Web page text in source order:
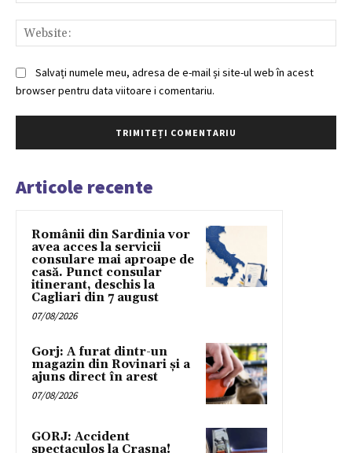
Salvați numele meu, adresa de e-mail și site-ul web în acest
browser pentru data viitoare i comentariu.
Articole recente
Românii din Sardinia vor
avea acces la servicii
consulare mai aproape de
casă. Punct consular
itinerant, deschis la
Cagliari din 7 august
07/08/2026
Gorj: A furat dintr-un
magazin din Rovinari și a
ajuns direct în arest
07/08/2026
GORJ: Accident
spectaculos la Crasna!